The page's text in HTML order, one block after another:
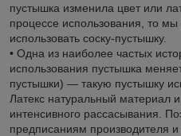
пустышка изменила цвет или
процессе использования, то
использовать соску-пустышку.
• Одна из наиболее частых
использования пустышка
пустышки) — такую пустышку
Латекс натуральный материал
интенсивного рассасывания.
предписаниям производителя